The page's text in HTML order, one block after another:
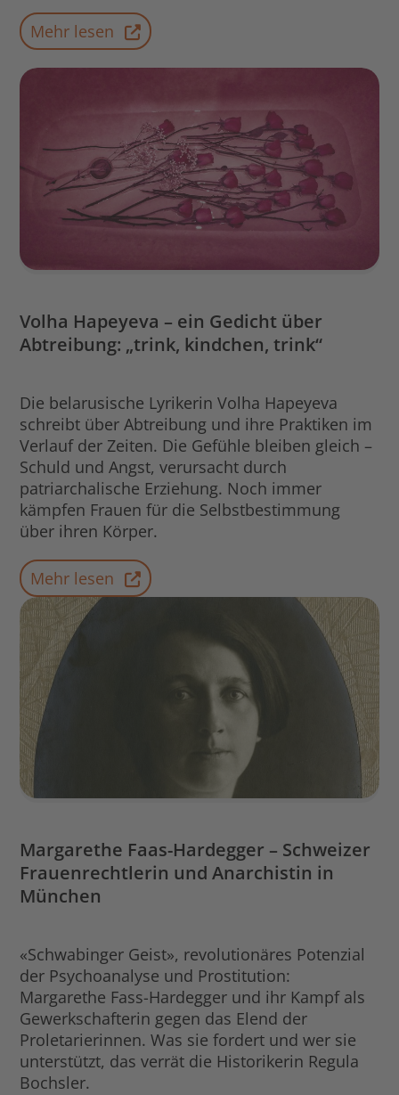
Mehr lesen
Volha Hapeyeva – ein Gedicht über
Abtreibung: „trink, kindchen, trink“
Die belarusische Lyrikerin Volha Hapeyeva
schreibt über Abtreibung und ihre Praktiken im
Verlauf der Zeiten. Die Gefühle bleiben gleich –
Schuld und Angst, verursacht durch
patriarchalische Erziehung. Noch immer
kämpfen Frauen für die Selbstbestimmung
über ihren Körper.
Mehr lesen
Margarethe Faas-Hardegger – Schweizer
Frauenrechtlerin und Anarchistin in
München
«Schwabinger Geist», revolutionäres Potenzial
der Psychoanalyse und Prostitution:
Margarethe Fass-Hardegger und ihr Kampf als
Gewerkschafterin gegen das Elend der
Proletarierinnen. Was sie fordert und wer sie
unterstützt, das verrät die Historikerin Regula
Bochsler.